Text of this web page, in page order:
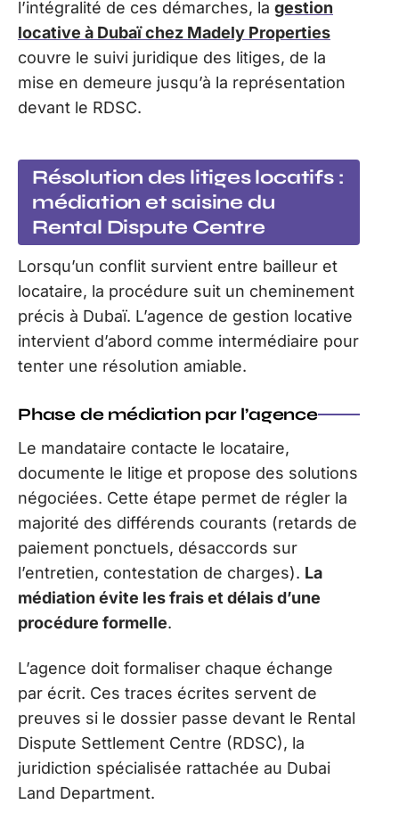
l’intégralité de ces démarches, la gestion
locative à Dubaï chez Madely Properties
couvre le suivi juridique des litiges, de la
mise en demeure jusqu’à la représentation
devant le RDSC.
Résolution des litiges locatifs :
médiation et saisine du
Rental Dispute Centre
Lorsqu’un conflit survient entre bailleur et
locataire, la procédure suit un cheminement
précis à Dubaï. L’agence de gestion locative
intervient d’abord comme intermédiaire pour
tenter une résolution amiable.
Phase de médiation par l’agence
Le mandataire contacte le locataire,
documente le litige et propose des solutions
négociées. Cette étape permet de régler la
majorité des différends courants (retards de
paiement ponctuels, désaccords sur
l’entretien, contestation de charges). La
médiation évite les frais et délais d’une
procédure formelle.
L’agence doit formaliser chaque échange
par écrit. Ces traces écrites servent de
preuves si le dossier passe devant le Rental
Dispute Settlement Centre (RDSC), la
juridiction spécialisée rattachée au Dubai
Land Department.